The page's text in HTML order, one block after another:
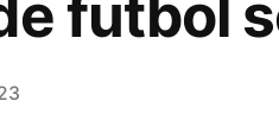
futbol